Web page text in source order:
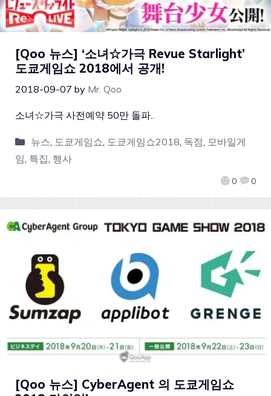
[Qoo 뉴스] ‘소녀☆가극 Revue Starlight’
도쿄게임쇼 2018에서 공개!
2018-09-07 by Mr. Qoo
0 0
소녀☆가극 사전예약 50만 돌파..
뉴스, 도쿄게임쇼, 도쿄게임쇼2018, 독점, 모바일게
임, 특집, 행사
[Qoo 뉴스] CyberAgent 의 도쿄게임쇼